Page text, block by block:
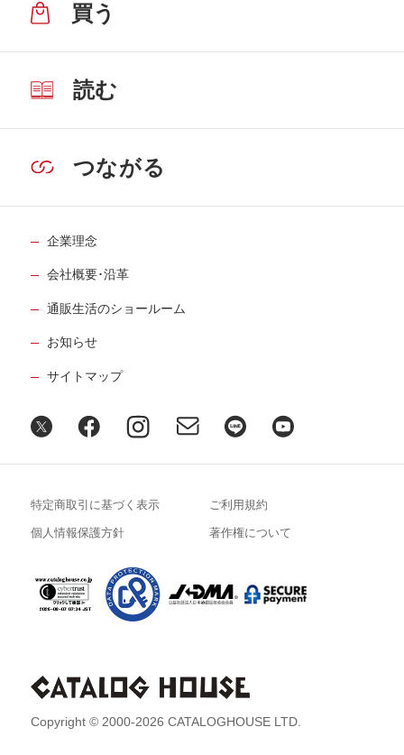
買う
読む
つながる
企業理念
会社概要･沿革
通販生活のショールーム
お知らせ
サイトマップ
Copyright © 2000-2026 CATALOGHOUSE LTD.
特定商取引に基づく表示 ご利用規約
個人情報保護方針 著作権について